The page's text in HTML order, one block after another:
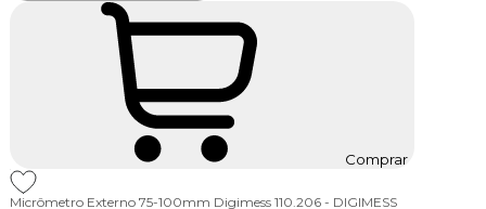
Comprar
Micrômetro Externo 75-100mm Digimess 110.206 - DIGIMESS